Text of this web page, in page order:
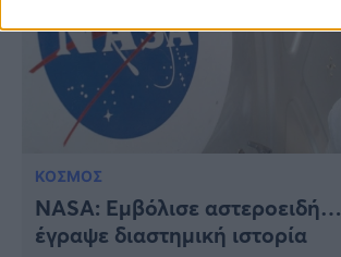
ΚΟΣΜΟΣ
NASA: Eμβόλισε
έγραψε διαστημική ιστορία